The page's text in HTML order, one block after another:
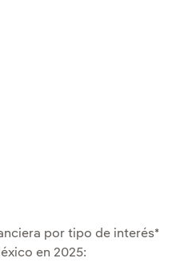
por tipo de interés*
en 2025: